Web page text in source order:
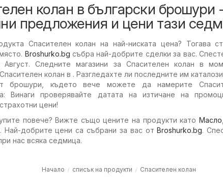
колан в български брошури
предложения и цени тази
Спасителен колан на най-ниската цена? Тогава
Broshurko.bg събра най-добрите сделки за вас.
Следните магазини за Спасителен колан в
колан в . Разгледахте ли последните им
брошури, където вече можете да намерите
Винаги проверявайте датата на изтичане на
цени!
повече? Вижте също цените на продукти като Масло
. Най-добрите цени са събрани за вас отBroshurko.bg.
нас всяка седмица.
Начало списък на продукти Спасителен колан